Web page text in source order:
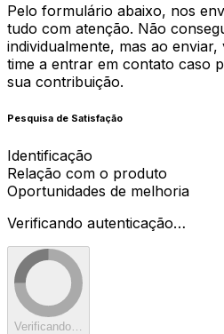
Pelo formulário abaixo, nos
tudo com atenção. Não
individualmente, mas ao
time a entrar em contato caso
sua contribuição.
Pesquisa de Satisfação
Identificação
Relação com o produto
Oportunidades de melhoria
Verificando autenticação…
Verificando…